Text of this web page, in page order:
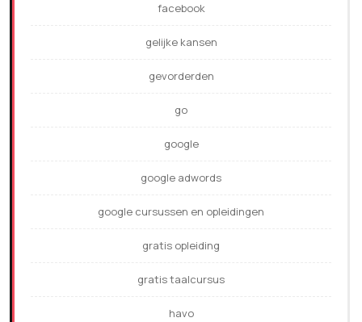
facebook
gelijke kansen
gevorderden
go
google
google adwords
google cursussen en opleidingen
gratis opleiding
gratis taalcursus
havo